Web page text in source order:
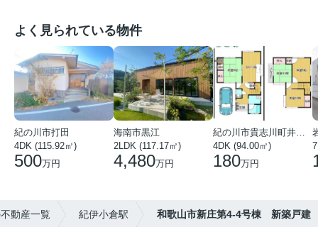
よく見られている物件
紀の川市打田
4DK (115.92㎡)
500万円
海南市黒江
2LDK (117.17㎡)
4,480万円
4DK (94.00㎡)
180万円
動産一覧 紀伊小倉駅 和歌山市新庄第4-4号棟 新築戸建